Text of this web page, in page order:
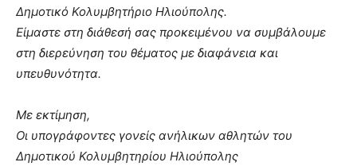
Δημοτικό Κολυμβητήριο Ηλιούπολης.
Είμαστε στη διάθεσή σας προκειμένου να συμβάλουμε
στη διερεύνηση του θέματος με διαφάνεια και
υπευθυνότητα.
Με εκτίμηση,
Οι υπογράφοντες γονείς ανήλικων αθλητών του
Δημοτικού Κολυμβητηρίου Ηλιούπολης